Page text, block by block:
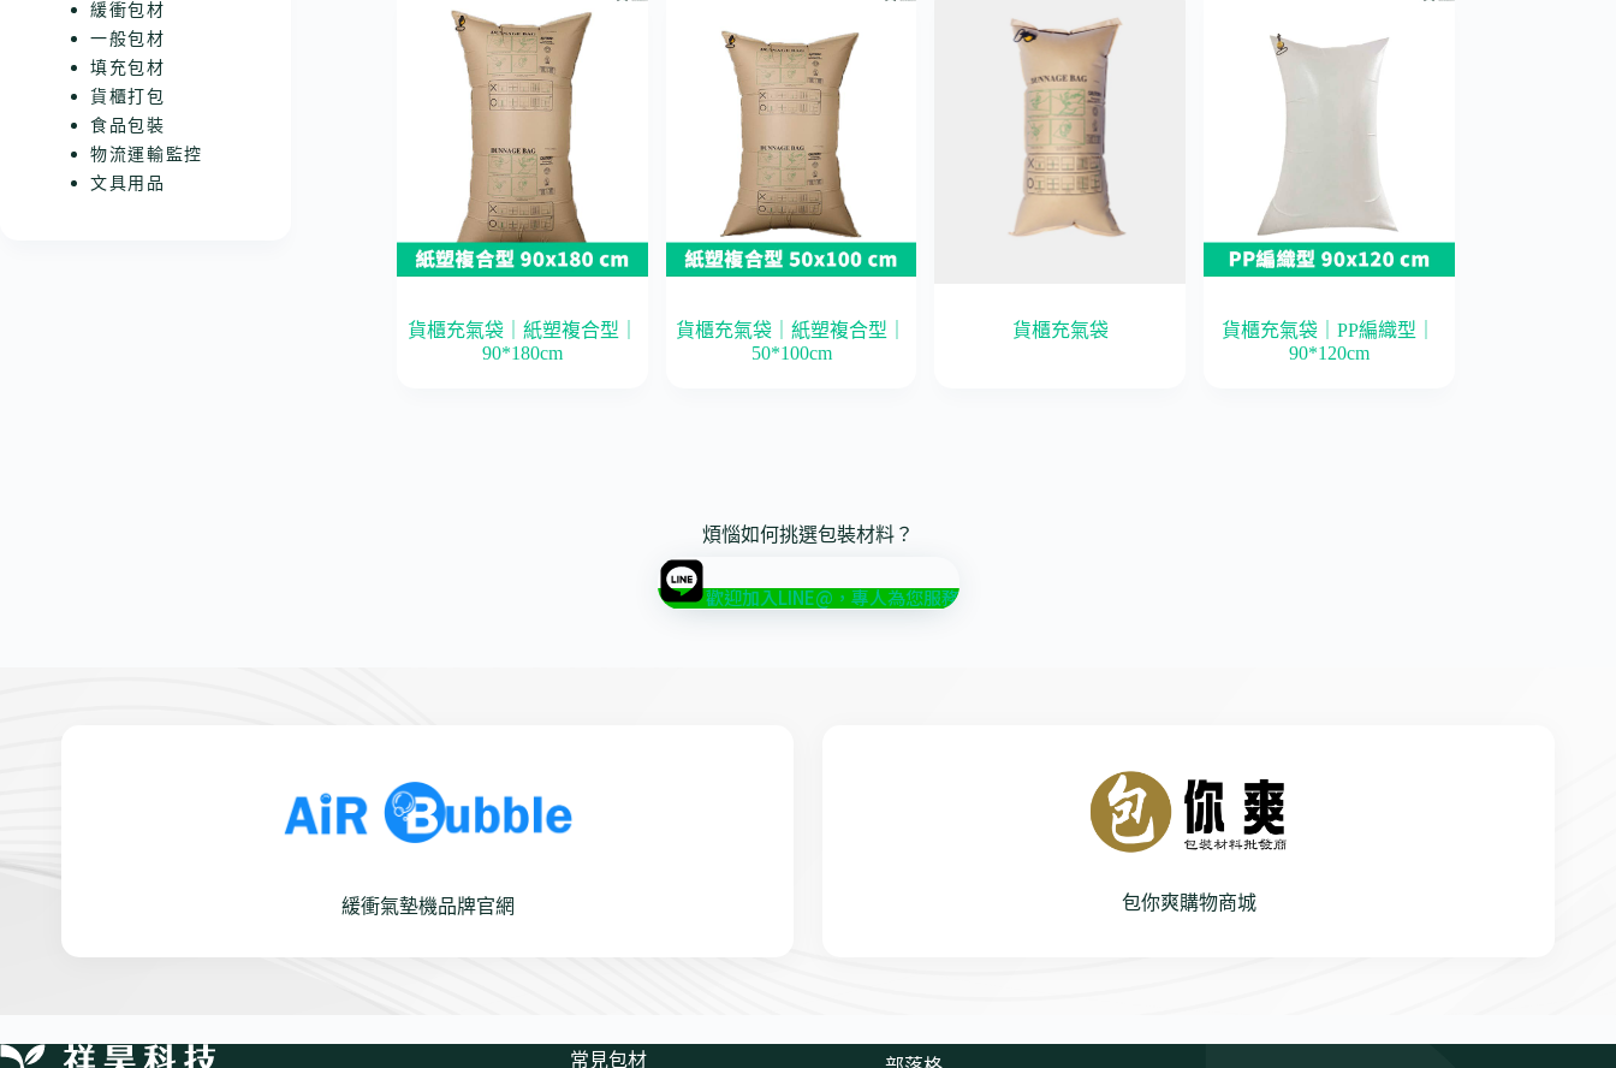
貨櫃充氣袋｜紙塑複合型｜
90*180cm
貨櫃充氣袋｜紙塑複合型｜
50*100cm
貨櫃充氣袋
貨櫃充氣袋｜PP編織型｜
90*120cm
緩衝包材
一般包材
填充包材
貨櫃打包
食品包裝
物流運輸監控
文具用品
煩惱如何挑選包裝材料？
歡迎加入LINE@，專人為您服務
緩衝氣墊機品牌官網 包你爽購物商城
常見包材